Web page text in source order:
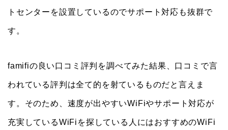
トセンターを設置しているのでサポート対応も抜群で
す。
famifiの良い口コミ評判を調べてみた結果、口コミで言
われている評判は全て的を射ているものだと言えま
す。そのため、速度が出やすいWiFiやサポート対応が
充実しているWiFiを探している人にはおすすめのWiFi